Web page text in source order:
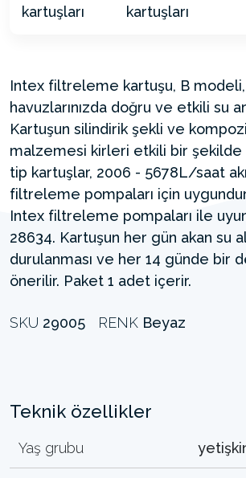
Intex filtreleme kartuşu, B
havuzlarınızda doğru ve etkili su
Kartuşun silindirik şekli ve
malzemesi kirleri etkili bir şekilde
tip kartuşlar, 2006 - 5678L/saat
filtreleme pompaları için
Intex filtreleme pompaları ile
28634. Kartuşun her gün akan su
durulanması ve her 14 günde bir
önerilir. Paket 1 adet içerir.
SKU 29005 RENK Beyaz
Teknik özellikler
Yaş grubu